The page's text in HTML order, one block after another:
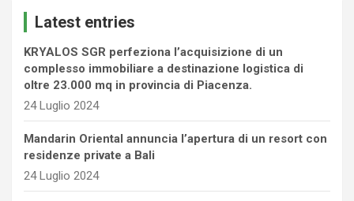
Latest entries
KRYALOS SGR perfeziona l’acquisizione di un
complesso immobiliare a destinazione logistica di
oltre 23.000 mq in provincia di Piacenza.
24 Luglio 2024
Mandarin Oriental annuncia l’apertura di un resort con
residenze private a Bali
24 Luglio 2024